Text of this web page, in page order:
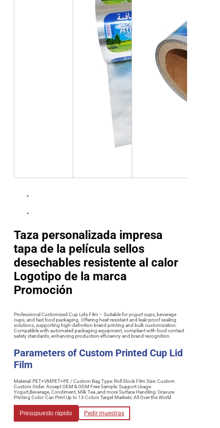
Taza personalizada impresa
tapa de la película sellos
desechables resistente al calor
Logotipo de la marca
Promoción
Professional Customized Cup Lids Film – Suitable for yogurt cups, beverage
cups, and fast food packaging. Offering heat-resistant and leak-proof sealing
solutions, supporting high-definition brand printing and bulk customization.
Compatible with automated packaging equipment, compliant with food contact
safety standards, enhancing production efficiency and brand recognition.
Parameters of Custom Printed Cup Lid
Film
Material: PET+VMPET+PE / Custom Bag Type: Roll Stock Film Size: Custom
Custom Order: Accept OEM & ODM Free Sample: Support Usage:
Yogurt,Beverage, Condiment, Milk Tea ,and more Surface Handling: Gravure
Printing Color: Can Print Up to 13 Colors Target Markets: All Over the World
Presupuesto rápido Pedir muestras